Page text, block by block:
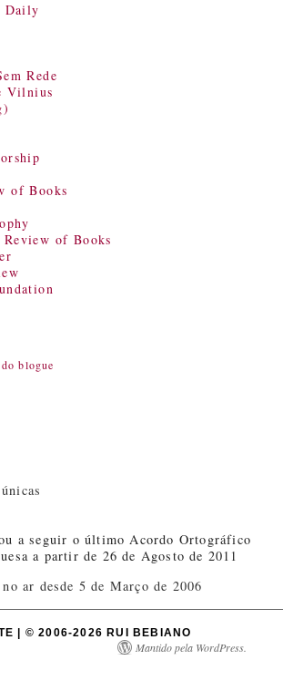
Daily
Rede
Vilnius
of Books
of Books
blogue
a seguir o último Acordo Ortográfico
a partir de 26 de Agosto de 2011
no ar desde 5 de Março de 2006
| © 2006-2026 RUI BEBIANO
Mantido pela WordPress.